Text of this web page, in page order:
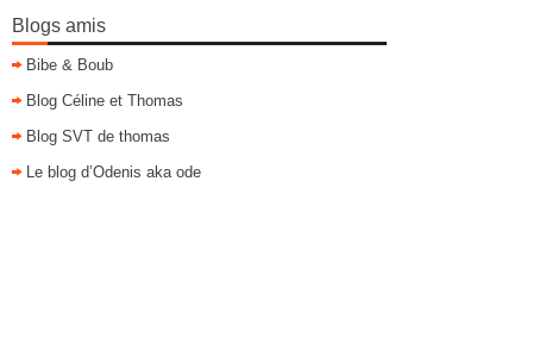
Blogs amis
Bibe & Boub
Blog Céline et Thomas
Blog SVT de thomas
Le blog d’Odenis aka ode